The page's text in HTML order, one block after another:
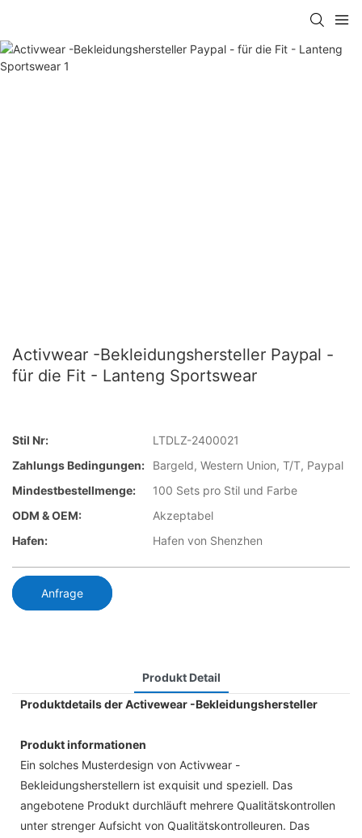
Activwear -Bekleidungshersteller Paypal -
für die Fit - Lanteng Sportswear
Stil Nr:
LTDLZ-2400021
Zahlungs Bedingungen:
Bargeld, Western Union, T/T, Paypal
Mindestbestellmenge:
100 Sets pro Stil und Farbe
ODM & OEM:
Akzeptabel
Hafen:
Hafen von Shenzhen
Anfrage
Produkt Detail
Produktdetails der Activewear -Bekleidungshersteller
Produkt informationen
Ein solches Musterdesign von Activwear -
Bekleidungsherstellern ist exquisit und speziell. Das
angebotene Produkt durchläuft mehrere Qualitätskontrollen
unter strenger Aufsicht von Qualitätskontrolleuren. Das